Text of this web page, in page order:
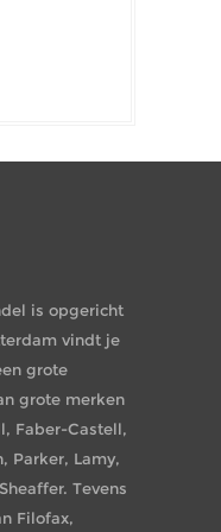
is opgericht
vindt je
grote
grote merken
Faber-Castell,
Parker, Lamy,
Tevens
Filofax,